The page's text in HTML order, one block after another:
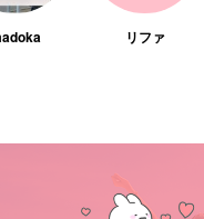
リファ